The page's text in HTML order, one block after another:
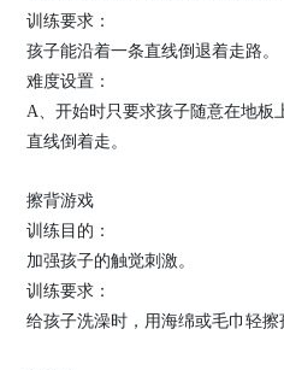
训练要求：
孩子能沿着一条直线倒退着走路。
难度设置：
A、开始时只要求孩子随意在地板
直线倒着走。
擦背游戏
训练目的：
加强孩子的触觉刺激。
训练要求：
给孩子洗澡时，用海绵或毛巾轻